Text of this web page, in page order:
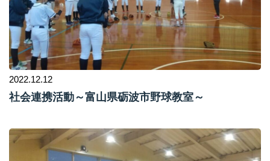
2022.12.12
社会連携活動～富山県砺波市野球教室～